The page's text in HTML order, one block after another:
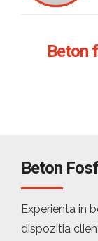
Beton
Beton
Experienta in
dispozitia